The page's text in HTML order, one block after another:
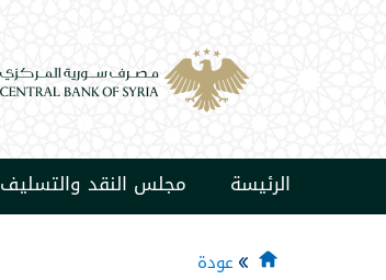
الرئيسة مجلس النقد والتسليف
عودة